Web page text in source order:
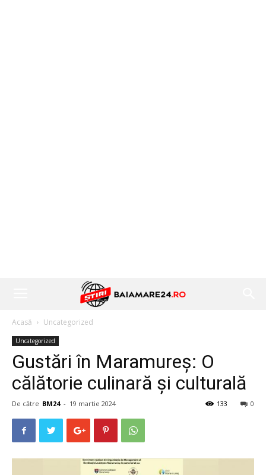
Acasă Uncategorized
Uncategorized
Gustări în Maramureș: O
călătorie culinară și culturală
De către BM24 - 19 martie 2024 0
133